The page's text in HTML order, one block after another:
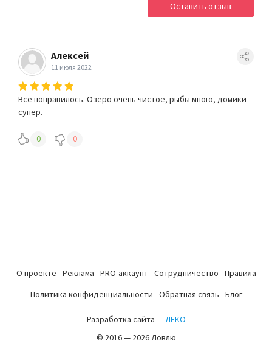
Оставить отзыв
Алексей
11 июля 2022
Всё понравилось. Озеро очень чистое, рыбы много, домики
супер.
0 0
О проекте Реклама PRO-аккаунт Сотрудничество
Правила
Политика конфиденциальности
Обратная связь Блог
Разработка сайта —ЛЕКО
© 2016 — 2026 Ловлю